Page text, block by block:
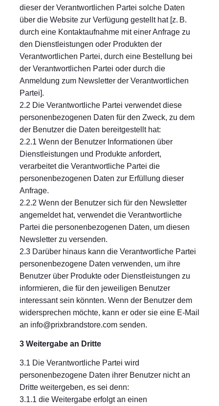
dieser der Verantwortlichen Partei solche Daten
über die Website zur Verfügung gestellt hat [z. B.
durch eine Kontaktaufnahme mit einer Anfrage zu
den Dienstleistungen oder Produkten der
Verantwortlichen Partei, durch eine Bestellung bei
der Verantwortlichen Partei oder durch die
Anmeldung zum Newsletter der Verantwortlichen
Partei].
2.2 Die Verantwortliche Partei verwendet diese
personenbezogenen Daten für den Zweck, zu dem
der Benutzer die Daten bereitgestellt hat:
2.2.1 Wenn der Benutzer Informationen über
Dienstleistungen und Produkte anfordert,
verarbeitet die Verantwortliche Partei die
personenbezogenen Daten zur Erfüllung dieser
Anfrage.
2.2.2 Wenn der Benutzer sich für den Newsletter
angemeldet hat, verwendet die Verantwortliche
Partei die personenbezogenen Daten, um diesen
Newsletter zu versenden.
2.3 Darüber hinaus kann die Verantwortliche Partei
personenbezogene Daten verwenden, um ihre
Benutzer über Produkte oder Dienstleistungen zu
informieren, die für den jeweiligen Benutzer
interessant sein könnten. Wenn der Benutzer dem
widersprechen möchte, kann er oder sie eine E-Mail
an info@prixbrandstore.com senden.
3 Weitergabe an Dritte
3.1 Die Verantwortliche Partei wird
personenbezogene Daten ihrer Benutzer nicht an
Dritte weitergeben, es sei denn:
3.1.1 die Weitergabe erfolgt an einen